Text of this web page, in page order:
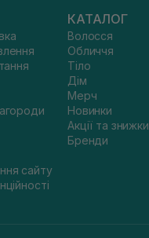
сайту
КАТАЛОГ
Волосся
Обличчя
Тіло
Дім
Мерч
Новинки
Акції та знижки
Бренди